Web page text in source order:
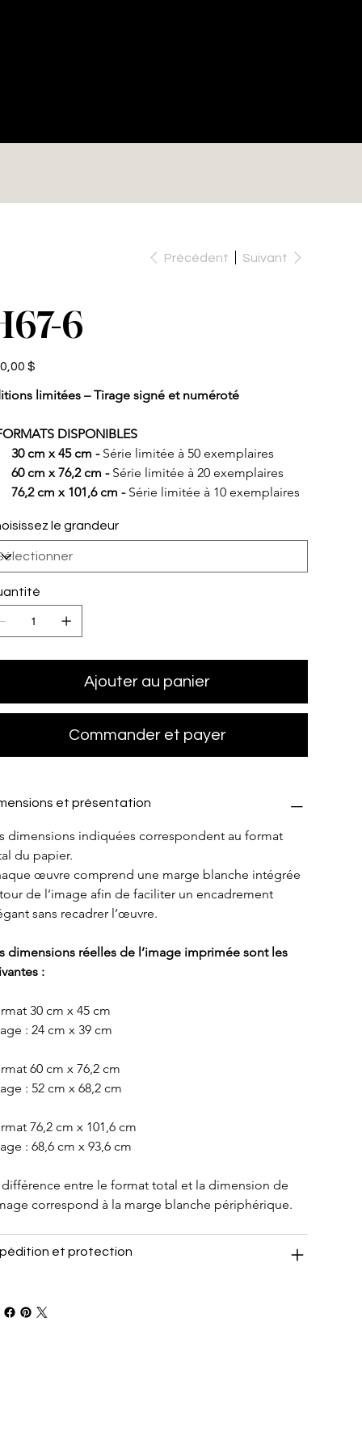
Précédent Suivant
6
$
limitées – Tirage signé et numéroté
DISPONIBLES
30 cm x 45 cm - Série limitée à 50 exemplaires
60 cm x 76,2 cm - Série limitée à 20 exemplaires
76,2 cm x 101,6 cm - Série limitée à 10 exemplaires
le grandeur
Ajouter au panier
Commander et payer
et présentation
dimensions indiquées correspondent au format
du papier.
œuvre comprend une marge blanche intégrée
de l’image afin de faciliter un encadrement
sans recadrer l’œuvre.
dimensions réelles de l’image imprimée sont les
:
30 cm x 45 cm
: 24 cm x 39 cm
60 cm x 76,2 cm
: 52 cm x 68,2 cm
76,2 cm x 101,6 cm
: 68,6 cm x 93,6 cm
différence entre le format total et la dimension de
correspond à la marge blanche périphérique.
et protection